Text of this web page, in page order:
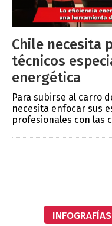
Chile necesita
técnicos
energética
Para subirse al carro
necesita enfocar sus
profesionales con las
INFOGRAFÍAS